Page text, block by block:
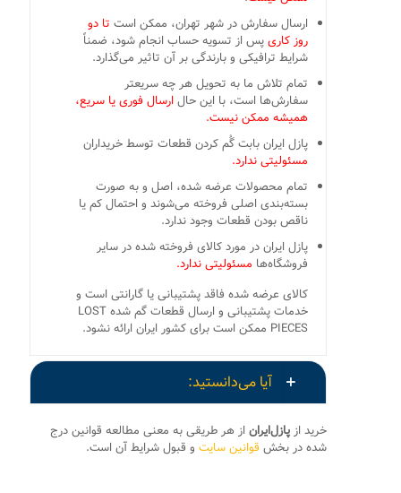
ارسال سفارش در شهر تهران، ممکن است تا دو
روز کاریپس از تسویه حساب انجام شود، ضمناً
شرایط ترافیکی و بارندگی بر آن تاثیر می‌گذارد.
تمام تلاش ما به تحویل هر چه سریعتر
سفارش‌ها است، با این حالارسال فوری یا سریع،
همیشه ممکن نیست.
پازل ایران بابت گُم کردن قطعات توسط خریداران
مسئولیتی ندارد.
تمام محصولات عرضه شده، اصل و به صورت
بسته‌بندی اصلی فروخته می‌شوند و احتمال کم یا
ناقص بودن قطعات وجود ندارد.
پازل ایران در مورد کالای فروخته شده در سایر
فروشگاه‌ها مسئولیتی ندارد.
کالای عرضه شده فاقد پشتیبانی یا گارانتی است و
خدمات پشتیبانی و ارسال قطعات گم شده LOST
PIECES ممکن است برای کشور ایران ارائه نشود.
آیا می‌دانستید:
خرید از پازل‌ایران از هر طریقی به معنی مطالعه قوانین درج
شده در بخش قوانین سایت و قبول شرایط آن است.